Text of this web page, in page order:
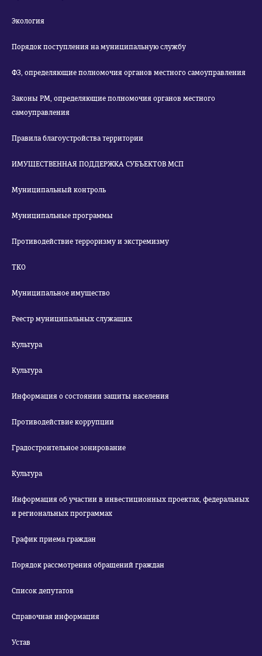
Экология
Порядок поступления на муниципальную службу
ФЗ, определяющие полномочия органов местного самоуправления
Законы РМ, определяющие полномочия органов местного
самоуправления
Правила благоустройства территории
ИМУЩЕСТВЕННАЯ ПОДДЕРЖКА СУБЪЕКТОВ МСП
Муниципальный контроль
Муниципальные программы
Противодействие терроризму и экстремизму
ТКО
Муниципальное имущество
Реестр муниципальных служащих
Культура
Культура
Информация о состоянии защиты населения
Противодействие коррупции
Градостроительное зонирование
Культура
Информация об участии в инвестиционных проектах, федеральных
и региональных программах
График приема граждан
Порядок рассмотрения обращений граждан
Список депутатов
Справочная информация
Устав